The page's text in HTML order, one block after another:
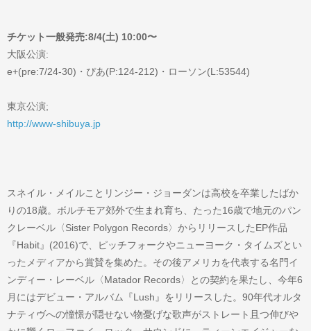
チケット一般発売:8/4(土) 10:00〜
大阪公演:
e+(pre:7/24-30)・ぴあ(P:124-212)・ローソン(L:53544)
東京公演;
http://www-shibuya.jp
スネイル・メイルことリンジー・ジョーダンは高校を卒業したばか
りの18歳。ボルチモア郊外で生まれ育ち、たった16歳で地元のパン
クレーベル〈Sister Polygon Records〉からリリースしたEP作品
『Habit』(2016)で、ピッチフォークやニューヨーク・タイムズとい
ったメディアから賞賛を集めた。その後アメリカを代表する名門イ
ンディー・レーベル〈Matador Records〉との契約を果たし、今年6
月にはデビュー・アルバム『Lush』をリリースした。90年代オルタ
ナティヴへの憧憬が隠せない物憂げな歌声がストレート且つ伸びや